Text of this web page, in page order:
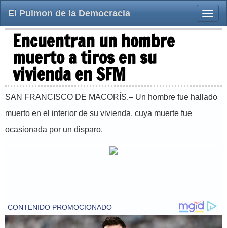
Toggle
El Pulmon de la Democracia
Encuentran un hombre
muerto a tiros en su
vivienda en SFM
SAN FRANCISCO DE MACORÍS.– Un hombre fue hallado
muerto en el interior de su vivienda, cuya muerte fue
ocasionada por un disparo.